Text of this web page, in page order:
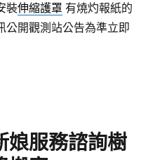
裝伸縮護罩 有燒灼報紙的
公開觀測站公告為準立即
娘服務諮詢樹